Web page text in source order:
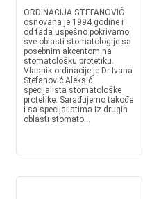
ORDINACIJA STEFANOVIĆ
osnovana je 1994 godine i
od tada uspešno pokrivamo
sve oblasti stomatologije sa
posebnim akcentom na
stomatološku protetiku.
Vlasnik ordinacije je Dr Ivana
Stefanović Aleksić
specijalista stomatološke
protetike. Sarađujemo takođe
i sa specijalistima iz drugih
oblasti stomato...